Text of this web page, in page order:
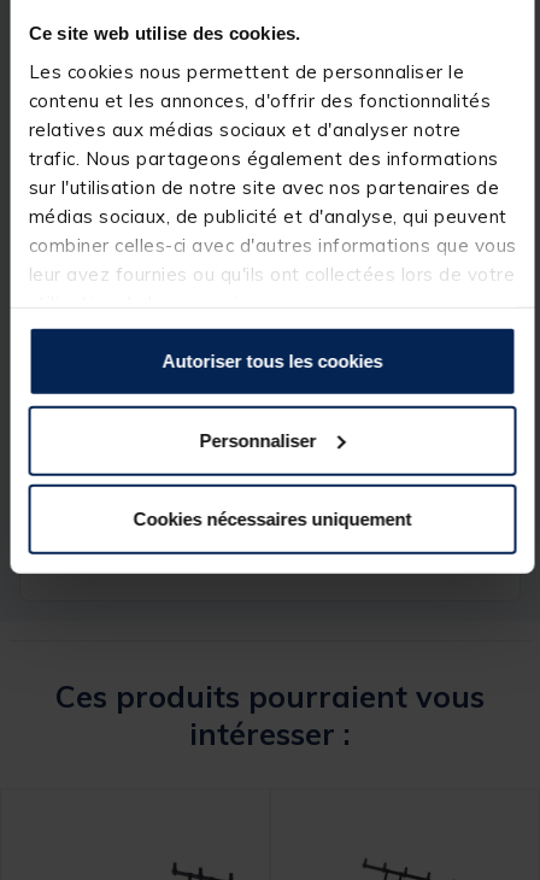
Ce site web utilise des cookies.
Les cookies nous permettent de personnaliser le
contenu et les annonces, d'offrir des fonctionnalités
relatives aux médias sociaux et d'analyser notre
trafic. Nous partageons également des informations
sur l'utilisation de notre site avec nos partenaires de
médias sociaux, de publicité et d'analyse, qui peuvent
combiner celles-ci avec d'autres informations que vous
leur avez fournies ou qu'ils ont collectées lors de votre
Autoriser tous les cookies
Personnaliser
Cookies nécessaires uniquement
être ajusté en longueur et en hauteur, de sorte qu'il
peut vous offrir une stabilité supérieure dans un
large éventail de situations.
Les pieds peuvent également être fixés dans deux
positions de verrouillage différentes pour permettre
à vos cannes d'être relevées ou abaissées en
conséquence.
L'alignement précis des buzz bar pour vos
détecteurs et vos supports arrières est une jeu
d'enfant grâce aux colliers d'alignement ajustés.
Spécifications
Réf.
159576-1
Marque
PROLOGIC
Ces produits pourraient vous
intéresser :